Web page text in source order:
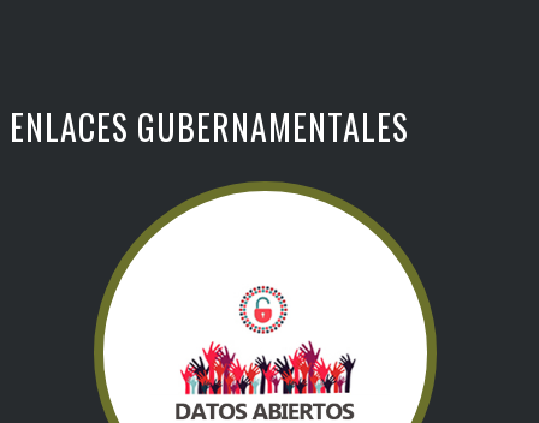
ENLACES GUBERNAMENTALES
DATOS ABIERTOS
datos que pueden ser utilizados, reutilizados y redistribuidos
libremente por cualquier persona, y que se encuentran
sujetos, cuando más, al requerimiento de atribución y de
compartirse de la misma manera en que aparecen
Visitar sitio web